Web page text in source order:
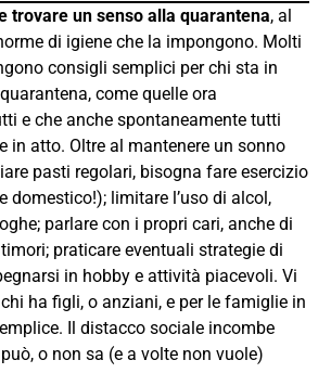
trovare un senso alla quarantena, al
di igiene che la impongono. Molti
consigli semplici per chi sta in
come quelle ora
e che anche spontaneamente tutti
in atto. Oltre al mantenere un sonno
pasti regolari, bisogna fare esercizio
domestico!); limitare l’uso di alcol,
parlare con i propri cari, anche di
praticare eventuali strategie di
in hobby e attività piacevoli. Vi
ha figli, o anziani, e per le famiglie in
Il distacco sociale incombe
o non sa (e a volte non vuole)